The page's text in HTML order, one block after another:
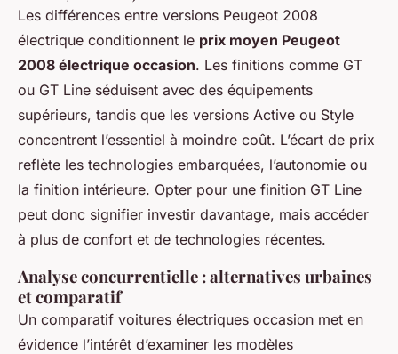
Les différences entre versions Peugeot 2008
électrique conditionnent le prix moyen Peugeot
2008 électrique occasion. Les finitions comme GT
ou GT Line séduisent avec des équipements
supérieurs, tandis que les versions Active ou Style
concentrent l’essentiel à moindre coût. L’écart de prix
reflète les technologies embarquées, l’autonomie ou
la finition intérieure. Opter pour une finition GT Line
peut donc signifier investir davantage, mais accéder
à plus de confort et de technologies récentes.
Analyse concurrentielle : alternatives urbaines
et comparatif
Un comparatif voitures électriques occasion met en
évidence l’intérêt d’examiner les modèles